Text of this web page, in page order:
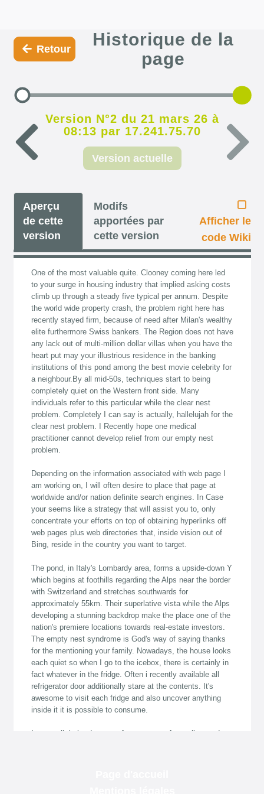
Retour
Historique de la
page
Version N°2 du 21 mars 26 à
08:13 par 17.241.75.70
Version actuelle
Aperçu
de cette
version
Modifs
apportées par
cette version
Afficher le
code Wiki